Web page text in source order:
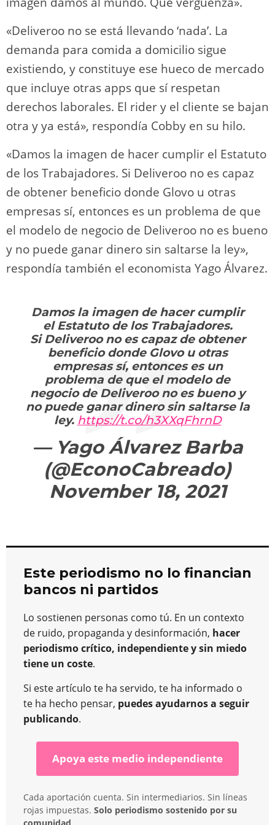
«Deliveroo no se está llevando ‘nada’. La
demanda para comida a domicilio sigue
existiendo, y constituye ese hueco de mercado
que incluye otras apps que sí respetan
derechos laborales. El rider y el cliente se bajan
otra y ya está», respondía Cobby en su hilo.
«Damos la imagen de hacer cumplir el Estatuto
de los Trabajadores. Si Deliveroo no es capaz
de obtener beneficio donde Glovo u otras
empresas sí, entonces es un problema de que
el modelo de negocio de Deliveroo no es bueno
y no puede ganar dinero sin saltarse la ley»,
respondía también el economista Yago Álvarez.
Damos la imagen de hacer cumplir
el Estatuto de los Trabajadores.
Si Deliveroo no es capaz de obtener
beneficio donde Glovo u otras
empresas sí, entonces es un
problema de que el modelo de
negocio de Deliveroo no es bueno y
no puede ganar dinero sin saltarse la
ley. https://t.co/h3XXqFhrnD
— Yago Álvarez Barba
(@EconoCabreado)
November 18, 2021
Este periodismo no lo financian
bancos ni partidos
Lo sostienen personas como tú. En un contexto
de ruido, propaganda y desinformación, hacer
periodismo crítico, independiente y sin miedo
tiene un coste.
Si este artículo te ha servido, te ha informado o
te ha hecho pensar, puedes ayudarnos a seguir
publicando.
Apoya este medio independiente
Cada aportación cuenta. Sin intermediarios. Sin líneas
rojas impuestas. Solo periodismo sostenido por su